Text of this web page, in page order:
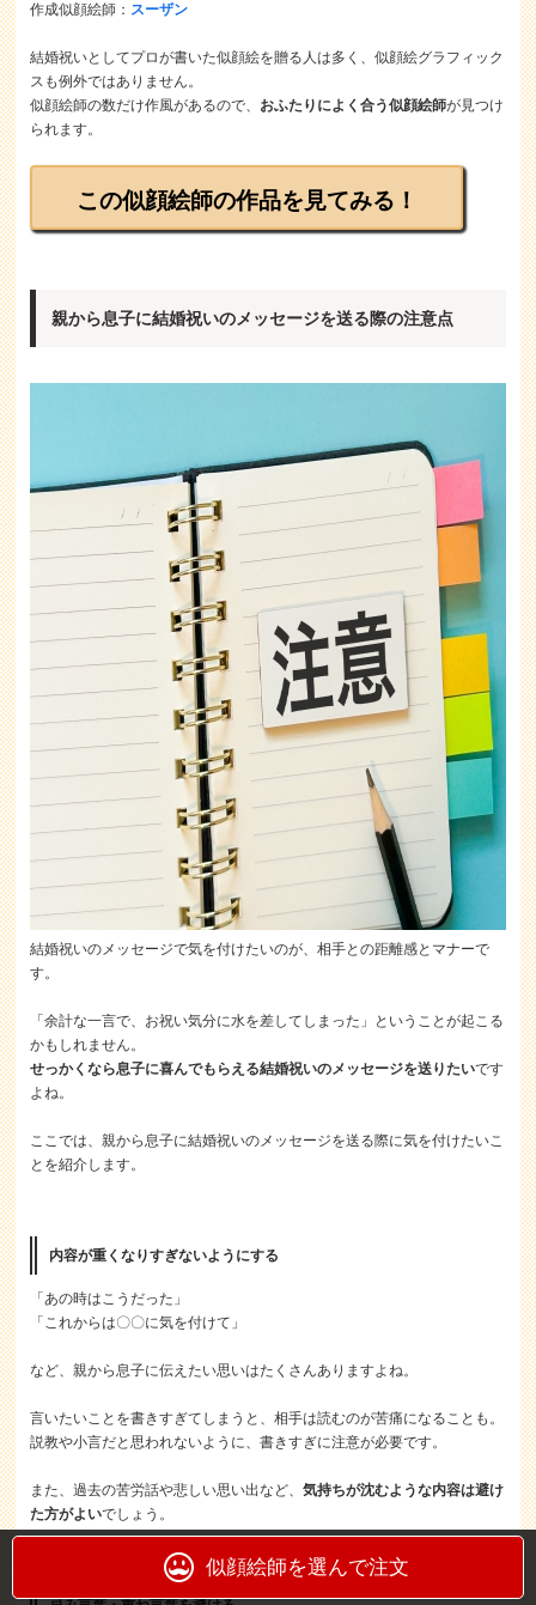
作成似顔絵師： スーザン
結婚祝いとしてプロが書いた似顔絵を贈る人は多く、似顔絵グラフィック
スも例外ではありません。
似顔絵師の数だけ作風があるので、 おふたりによく合う似顔絵師が見つけ
られます。
この似顔絵師の作品を見てみる！
親から息子に結婚祝いのメッセージを送る際の注意点
結婚祝いのメッセージで気を付けたいのが、相手との距離感とマナーで
す。
「余計な一言で、お祝い気分に水を差してしまった」ということが起こる
かもしれません。
せっかくなら息子に喜んでもらえる結婚祝いのメッセージを送りたいです
よね。
ここでは、親から息子に結婚祝いのメッセージを送る際に気を付けたいこ
とを紹介します。
内容が重くなりすぎないようにする
「あの時はこうだった」
「これからは〇〇に気を付けて」
など、親から息子に伝えたい思いはたくさんありますよね。
言いたいことを書きすぎてしまうと、相手は読むのが苦痛になることも。
説教や小言だと思われないように、書きすぎに注意が必要です。
また、過去の苦労話や悲しい思い出など、気持ちが沈むような内容は避け
た方がよいでしょう。
似顔絵師を選んで注文